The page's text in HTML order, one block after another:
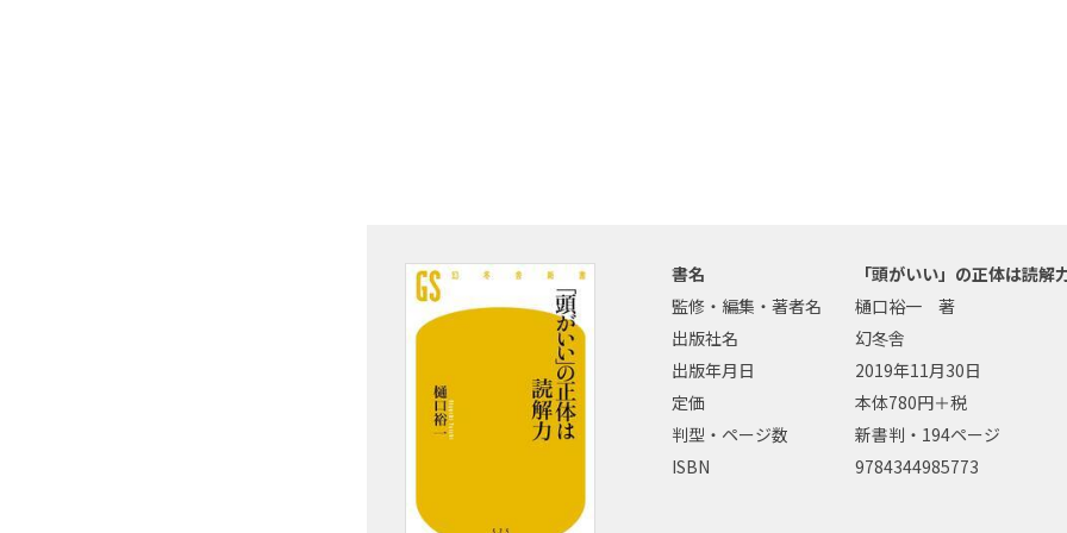
書名
「頭がいい」の正体は読解
監修・編集・著者名
樋口裕一 著
出版社名
幻冬舎
出版年月日
2019年11月30日
定価
本体780円＋税
判型・ページ数
新書判・194ページ
ISBN
9784344985773